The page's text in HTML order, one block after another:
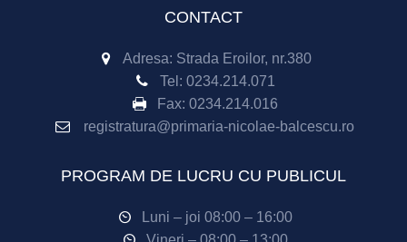
CONTACT
Adresa: Strada Eroilor, nr.380
Tel: 0234.214.071
Fax: 0234.214.016
registratura@primaria-nicolae-balcescu.ro
PROGRAM DE LUCRU CU PUBLICUL
Luni – joi 08:00 – 16:00